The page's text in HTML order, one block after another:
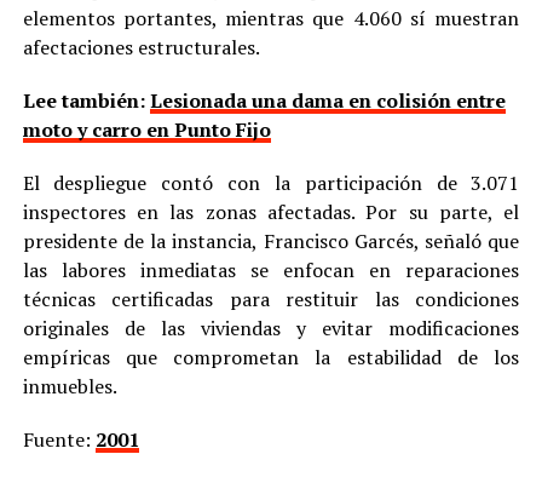
elementos portantes, mientras que 4.060 sí muestran
afectaciones estructurales.
Lee también:Lesionada una dama en colisión entre
moto y carro en Punto Fijo
El despliegue contó con la participación de 3.071
inspectores en las zonas afectadas. Por su parte, el
presidente de la instancia, Francisco Garcés, señaló que
las labores inmediatas se enfocan en reparaciones
técnicas certificadas para restituir las condiciones
originales de las viviendas y evitar modificaciones
empíricas que comprometan la estabilidad de los
inmuebles.
Fuente: 2001